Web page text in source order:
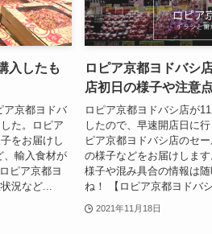
入したも
ア京都ヨドバ
た。ロピア
をお届けし
、輸入食材が
ピア京都ヨ
況など...
ロピア京都ヨドバシ
店初日の様子や注意点
ロピア京都ヨドバシ店が
したので、早速開店日に
ピア京都ヨドバシ店のセ
の様子などをお届けしま
様子や混み具合の情報は
ね！ 【ロピア京都ヨドバ
2021年11月18日